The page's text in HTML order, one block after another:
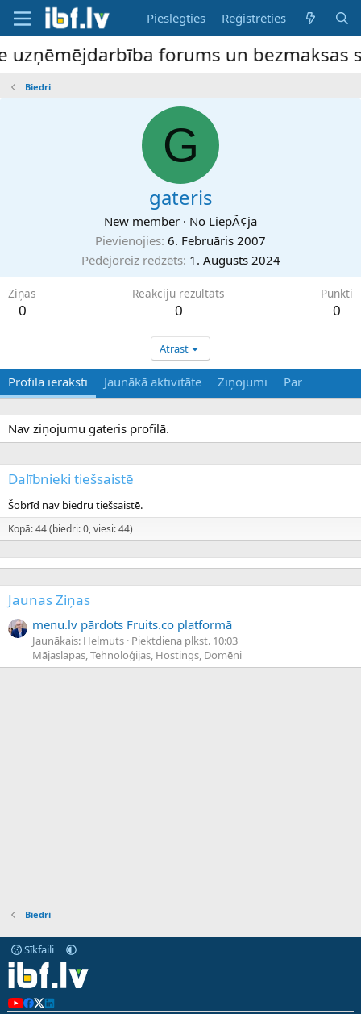
Pieslēgties Reģistrēties
forums un bezmaksas
Biedri
G
gateris
New member · No LiepÃ¢ja
Pievienojies 6. Februāris 2007
Pēdējoreiz redzēts 1. Augusts 2024
Ziņas
0
Reakciju rezultāts
0
Punkti
0
Atrast
Profila ieraksti Jaunākā aktivitāte Ziņojumi Par
Nav ziņojumu gateris profilā.
Dalībnieki tiešsaistē
Šobrīd nav biedru tiešsaistē.
Kopā: 44 (biedri: 0, viesi: 44)
Jaunas Ziņas
menu.lv pārdots Fruits.co platformā
Jaunākais: Helmuts Piektdiena plkst. 10:03
Mājaslapas, Tehnoloģijas, Hostings, Domēni
Biedri
Sīkfaili